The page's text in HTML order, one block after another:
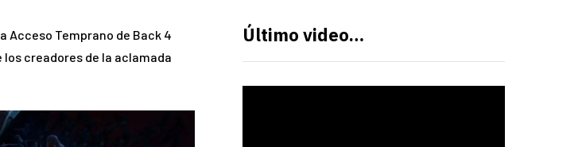
Acceso Temprano de Back 4
creadores de la aclamada
Último video…